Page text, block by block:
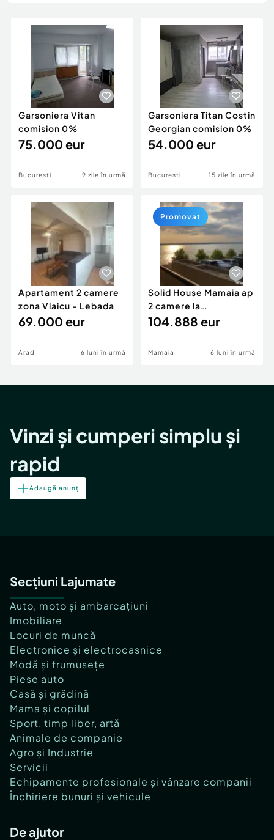
Animale de companie
Afaceri și echipamente profesionale
Inchiriere Bunuri si Vehicule
Piese auto si accesorii
Dacia Duster
Garsoniera Vitan
comision 0%
75.000 eur
Bucuresti 9 zile în urmă
Garsoniera Titan Costin
Georgian comision 0%
54.000 eur
Bucuresti 15 zile în urmă
Apartament 2 camere
zona Vlaicu - Lebada
69.000 eur
Arad 6 luni în urmă
Solid House Mamaia ap
2 camere la
cheie,langa Mega
104.888 eur
Mamaia 6 luni în urmă
Promovat
Vinzi și cumperi simplu și
rapid
Adaugă anunț
Secțiuni Lajumate
Auto, moto și ambarcațiuni
Imobiliare
Locuri de muncă
Electronice și electrocasnice
Modă și frumusețe
Piese auto
Casă și grădină
Mama și copilul
Sport, timp liber, artă
Animale de companie
Agro și Industrie
Servicii
Echipamente profesionale și vânzare companii
Închiriere bunuri și vehicule
De ajutor